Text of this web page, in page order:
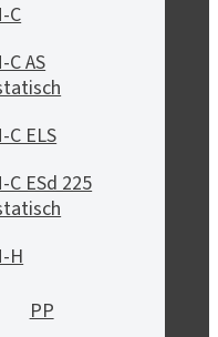
C
C AS
C ELS
C ESd 225
H
PP